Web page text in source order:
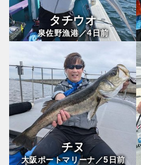
タチウオ
泉佐野漁港／4 日前
チヌ
大阪ポートマリーナ／5日前